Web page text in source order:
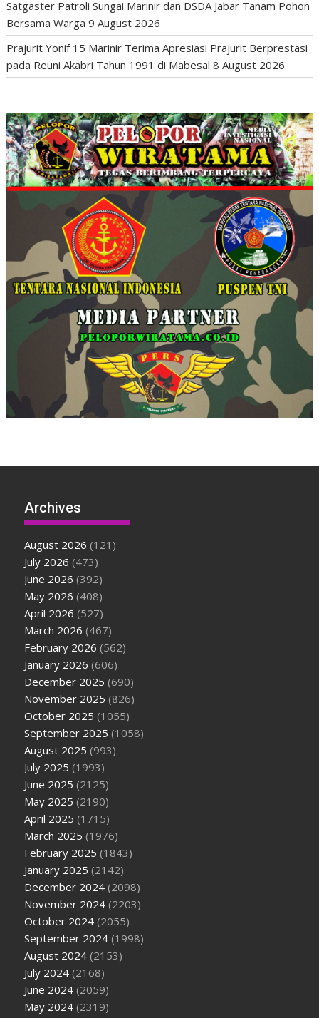
Satgaster Patroli Sungai Marinir dan DSDA Jabar Tanam Pohon
Bersama Warga 9 August 2026
Prajurit Yonif 15 Marinir Terima Apresiasi Prajurit Berprestasi
pada Reuni Akabri Tahun 1991 di Mabesal 8 August 2026
Archives
August 2026 (121)
July 2026 (473)
June 2026 (392)
May 2026 (408)
April 2026 (527)
March 2026 (467)
February 2026 (562)
January 2026 (606)
December 2025 (690)
November 2025 (826)
October 2025 (1055)
September 2025 (1058)
August 2025 (993)
July 2025 (1993)
June 2025 (2125)
May 2025 (2190)
April 2025 (1715)
March 2025 (1976)
February 2025 (1843)
January 2025 (2142)
December 2024 (2098)
November 2024 (2203)
October 2024 (2055)
September 2024 (1998)
August 2024 (2153)
July 2024 (2168)
June 2024 (2059)
May 2024 (2319)